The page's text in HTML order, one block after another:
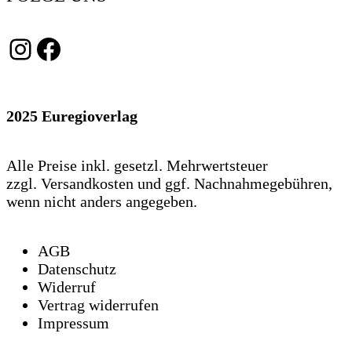
Instagram
Facebook
2025 Euregioverlag
Alle Preise inkl. gesetzl. Mehrwertsteuer
zzgl. Versandkosten und ggf. Nachnahmegebühren,
wenn nicht anders angegeben.
AGB
Datenschutz
Widerruf
Vertrag widerrufen
Impressum